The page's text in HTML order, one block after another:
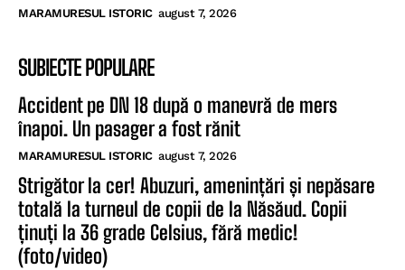
MARAMURESUL ISTORIC august 7, 2026
SUBIECTE POPULARE
Accident pe DN 18 după o manevră de mers
înapoi. Un pasager a fost rănit
MARAMURESUL ISTORIC august 7, 2026
Strigător la cer! Abuzuri, amenințări și nepăsare
totală la turneul de copii de la Năsăud. Copii
ținuți la 36 grade Celsius, fără medic!
(foto/video)